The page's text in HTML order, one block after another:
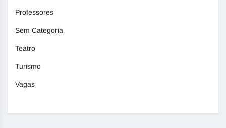
Professores
Sem Categoria
Teatro
Turismo
Vagas